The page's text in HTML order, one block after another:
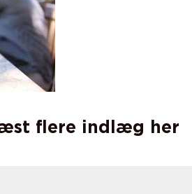
flere indlæg her